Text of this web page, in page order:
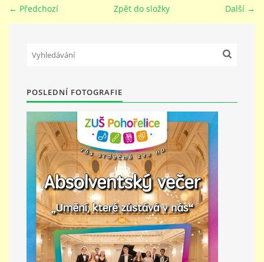
PŘÍMĚSTSKÝ TÁBOR
MISS VÝTVARNÝ MODEL
ZAMĚSTNÁNÍ
DOTACE
GDPR
ZUŠ Pohořelice
Školní 462
Pohořelice
← Předchozí Další →
Zpět do složky
POSLEDNÍ FOTOGRAFIE